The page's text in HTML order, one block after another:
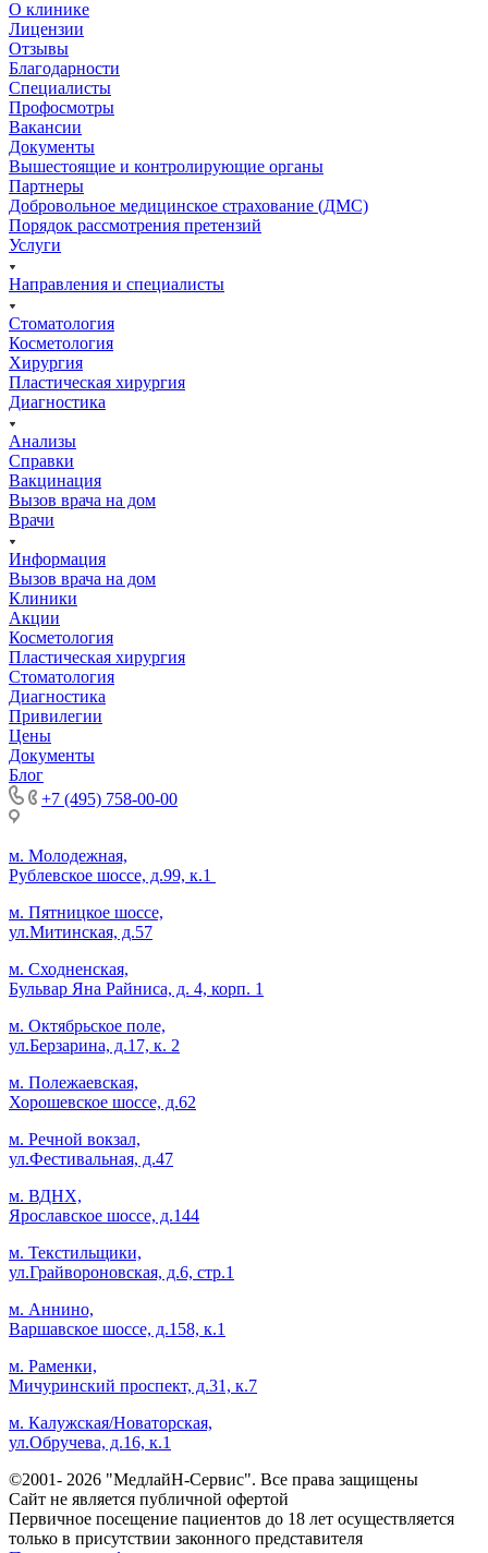
О клинике
Лицензии
Отзывы
Благодарности
Специалисты
Профосмотры
Вакансии
Документы
Вышестоящие и контролирующие органы
Партнеры
Добровольное медицинское страхование (ДМС)
Порядок рассмотрения претензий
Услуги
Направления и специалисты
Стоматология
Косметология
Хирургия
Пластическая хирургия
Диагностика
Анализы
Справки
Вакцинация
Вызов врача на дом
Врачи
Информация
Вызов врача на дом
Клиники
Акции
Косметология
Пластическая хирургия
Стоматология
Диагностика
Привилегии
Цены
Документы
Блог
+7 (495) 758-00-00
м. Молодежная,
Рублевское шоссе, д.99, к.1
м. Пятницкое шоссе,
ул.Митинская, д.57
м. Сходненская,
Бульвар Яна Райниса, д. 4, корп. 1
м. Октябрьское поле,
ул.Берзарина, д.17, к. 2
м. Полежаевская,
Хорошевское шоссе, д.62
м. Речной вокзал,
ул.Фестивальная, д.47
м. ВДНХ,
Ярославское шоссе, д.144
м. Текстильщики,
ул.Грайвороновская, д.6, стр.1
м. Аннино,
Варшавское шоссе, д.158, к.1
м. Раменки,
Мичуринский проспект, д.31, к.7
м. Калужская/Новаторская,
ул.Обручева, д.16, к.1
©2001- 2026 "МедлайН-Сервис". Все права защищены
Сайт не является публичной офертой
Первичное посещение пациентов до 18 лет осуществляется
только в присутствии законного представителя